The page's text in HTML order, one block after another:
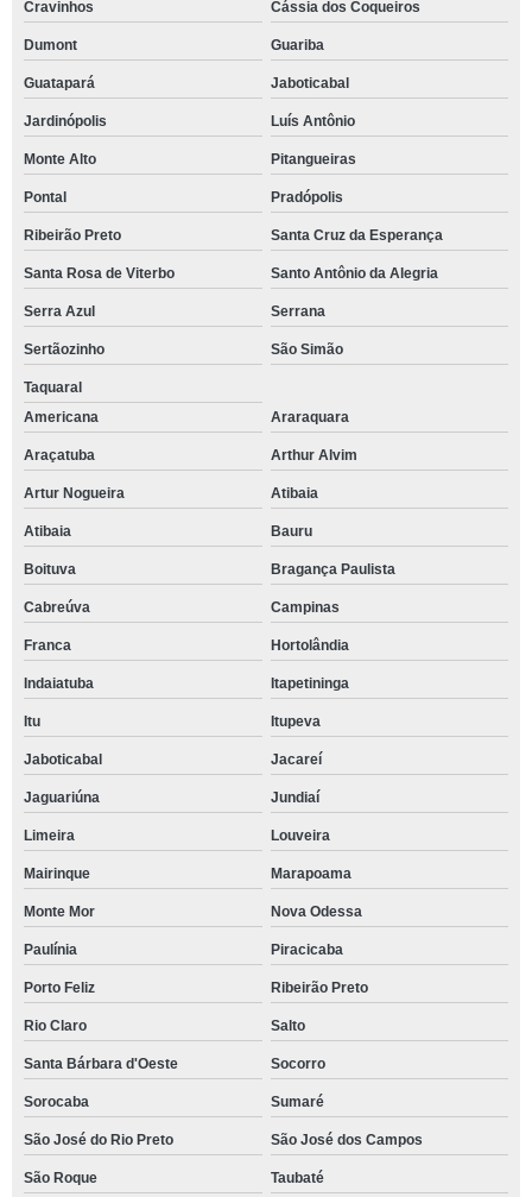
Cravinhos Cássia dos Coqueiros
Dumont Guariba
Guatapará Jaboticabal
Jardinópolis Luís Antônio
Monte Alto Pitangueiras
Pontal Pradópolis
Ribeirão Preto Santa Cruz da Esperança
Santa Rosa de Viterbo Santo Antônio da Alegria
Serra Azul Serrana
Sertãozinho São Simão
Taquaral
Americana
Araraquara
Araçatuba Arthur Alvim
Artur Nogueira Atibaia
Atibaia Bauru
Boituva Bragança Paulista
Cabreúva Campinas
Franca Hortolândia
Indaiatuba Itapetininga
Itu Itupeva
Jaboticabal Jacareí
Jaguariúna Jundiaí
Limeira Louveira
Mairinque Marapoama
Monte Mor Nova Odessa
Paulínia Piracicaba
Porto Feliz Ribeirão Preto
Rio Claro Salto
Santa Bárbara d'Oeste Socorro
Sorocaba Sumaré
São José do Rio Preto São José dos Campos
São Roque Taubaté